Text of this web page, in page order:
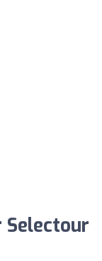
Selectour